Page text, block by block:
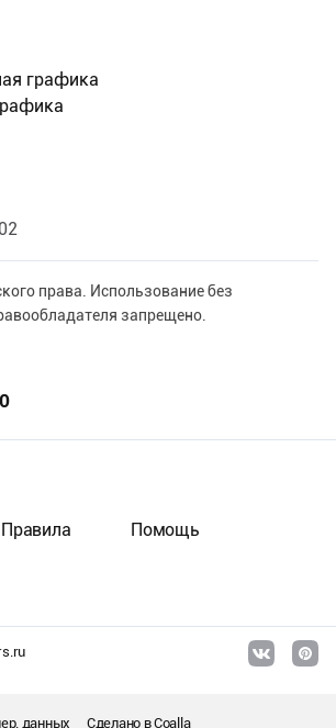
графика
права. Использование без
запрещено.
0
Правила Помощь
данных Сделано вCoalla